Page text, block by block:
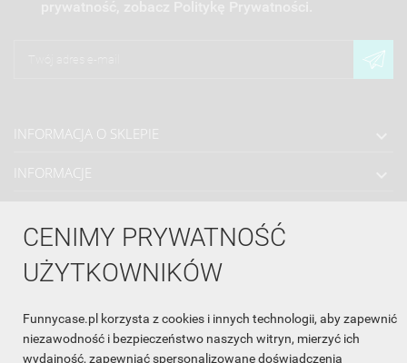
CENIMY PRYWATNOŚĆ
UŻYTKOWNIKÓW
Funnycase.pl korzysta z cookies i innych technologii, aby zapewnić
niezawodność i bezpieczeństwo naszych witryn, mierzyć ich
wydajność, zapewniać spersonalizowane doświadczenia
INFORMACJA O SKLEPIE
INFORMACJE
WSPÓŁPRACA